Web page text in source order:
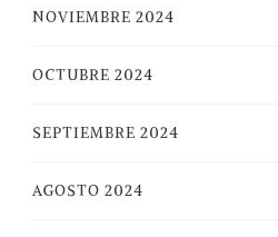
NOVIEMBRE 2024
OCTUBRE 2024
SEPTIEMBRE 2024
AGOSTO 2024